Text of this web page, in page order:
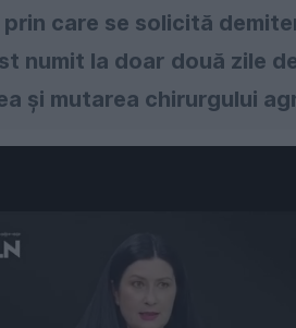
prin care se solicită
numit la doar două zile
și mutarea chirurgului